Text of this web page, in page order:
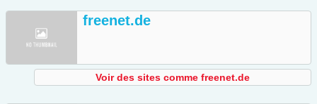
freenet.de
Voir des sites comme freenet.de